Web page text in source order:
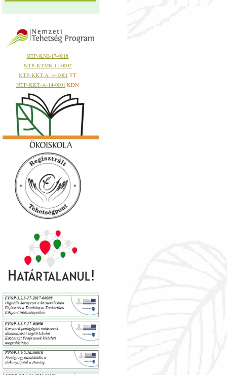
NTP-KNI-17-0018
NTP-KTMK-11-0002
NTP-KKT-A-14-0001 TT
NTP-KKT-A-14-0001 KDN